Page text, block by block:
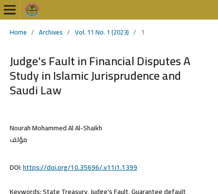
Home / Archives / Vol. 11 No. 1 (2023) / 1
Judge's Fault in Financial Disputes A
Study in Islamic Jurisprudence and
Saudi Law
Nourah Mohammed Al Al-Shaikh
مؤلف
DOI:https://doi.org/10.35696/.v11i1.1399